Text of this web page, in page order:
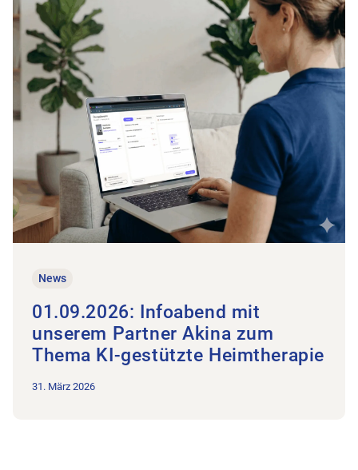
News
01.09.2026: Infoabend mit
unserem Partner Akina zum
Thema KI-gestützte Heimtherapie
31. März 2026